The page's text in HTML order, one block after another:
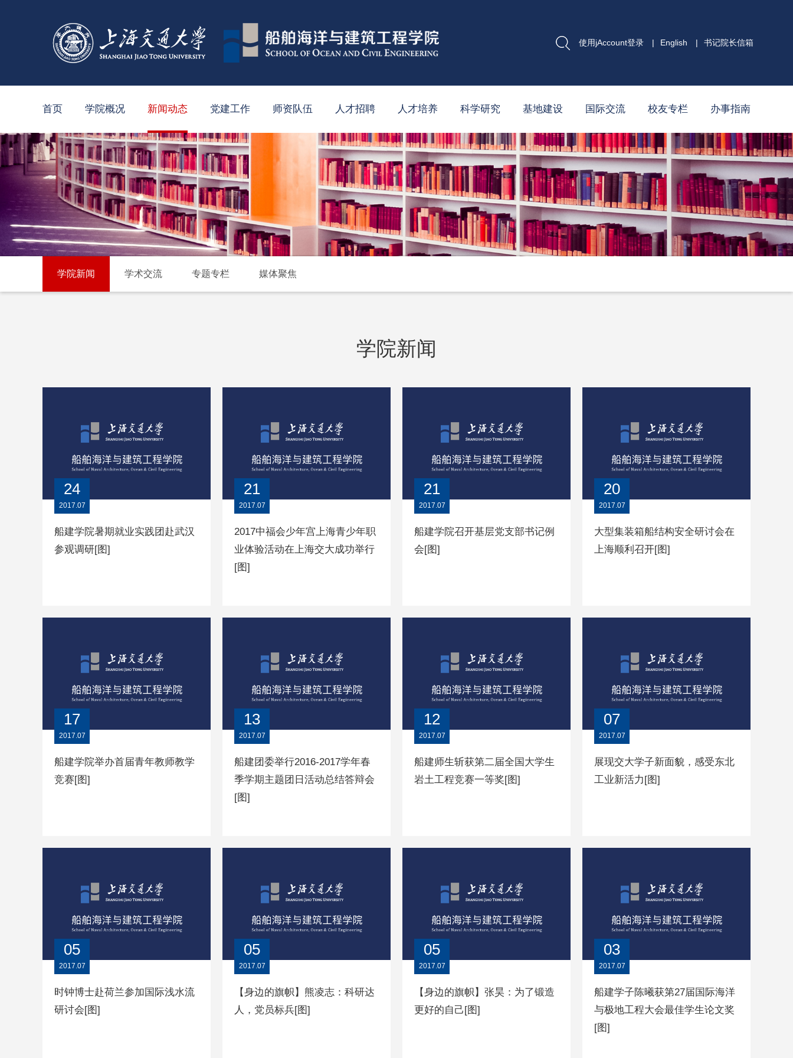
使用jAccount登录 | English | 书记院长信箱
首页 学院概况 新闻动态 党建工作 师资队伍 人才招聘 人才培养 科学研究 基地建设 国际交流 校友专栏 办事指南
学院新闻 学术交流 专题专栏 媒体聚焦
学院新闻
24
2017.07
船建学院暑期就业实践团赴武汉
参观调研[图]
21
2017.07
2017中福会少年宫上海青少年职
业体验活动在上海交大成功举行
[图]
21
2017.07
船建学院召开基层党支部书记例
会[图]
20
2017.07
大型集装箱船结构安全研讨会在
上海顺利召开[图]
17
2017.07
船建学院举办首届青年教师教学
竞赛[图]
13
2017.07
船建团委举行2016-2017学年春
季学期主题团日活动总结答辩会
[图]
12
2017.07
船建师生斩获第二届全国大学生
岩土工程竞赛一等奖[图]
07
2017.07
展现交大学子新面貌，感受东北
工业新活力[图]
05
2017.07
时钟博士赴荷兰参加国际浅水流
研讨会[图]
05
2017.07
【身边的旗帜】熊凌志：科研达
人，党员标兵[图]
05
2017.07
【身边的旗帜】张昊：为了锻造
更好的自己[图]
03
2017.07
船建学子陈曦获第27届国际海洋
与极地工程大会最佳学生论文奖
[图]